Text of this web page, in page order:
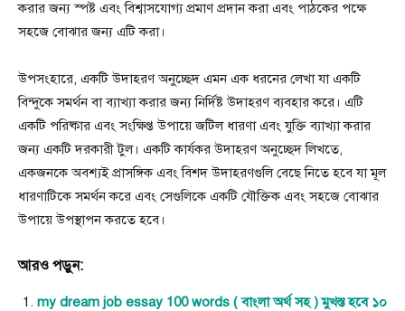
করার জন্য স্পষ্ট এবং বিশ্বাসযোগ্য প্রমাণ প্রদান করা এবং পাঠকের পক্ষে
সহজে বোঝার জন্য এটি করা।
উপসংহারে, একটি উদাহরণ অনুচ্ছেদ এমন এক ধরনের লেখা যা একটি
বিন্দুকে সমর্থন বা ব্যাখ্যা করার জন্য নির্দিষ্ট উদাহরণ ব্যবহার করে। এটি
একটি পরিষ্কার এবং সংক্ষিপ্ত উপায়ে জটিল ধারণা এবং যুক্তি ব্যাখ্যা করার
জন্য একটি দরকারী টুল। একটি কার্যকর উদাহরণ অনুচ্ছেদ লিখতে,
একজনকে অবশ্যই প্রাসঙ্গিক এবং বিশদ উদাহরণগুলি বেছে নিতে হবে যা মূল
ধারণাটিকে সমর্থন করে এবং সেগুলিকে একটি যৌক্তিক এবং সহজে বোঝার
উপায়ে উপস্থাপন করতে হবে।
আরও পড়ুন:
my dream job essay 100 words ( বাংলা অর্থ সহ ) মুখস্ত হবে ১০